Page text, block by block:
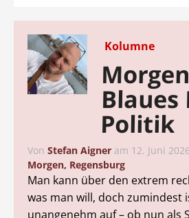
Kolumne
Politik
Von Stefan Aigner am 12. Juni
Morgen, Regensburg
Man kann über den extrem
was man will, doch zumindest
unangenehm auf – ob nun